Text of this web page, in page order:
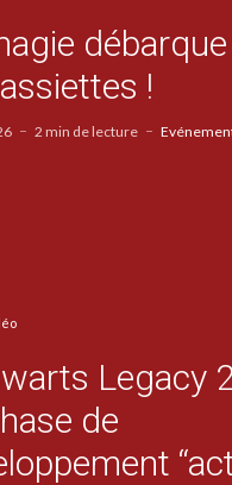
!
2 min de lecture
Legacy
de